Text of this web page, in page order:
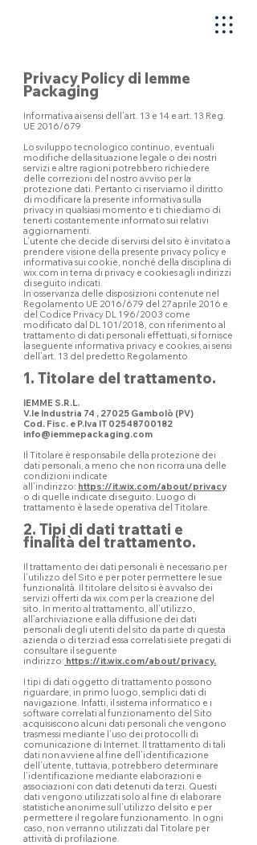
Privacy Policy di Iemme
Packaging
Informativa ai sensi dell’art. 13 e 14 e art. 13 Reg.
UE 2016/679
Lo sviluppo tecnologico continuo, eventuali
modifiche della situazione legale o dei nostri
servizi e altre ragioni potrebbero richiedere
delle correzioni del nostro avviso per la
protezione dati. Pertanto ci riserviamo il diritto
di modificare la presente informativa sulla
privacy in qualsiasi momento e ti chiediamo di
tenerti costantemente informato sui relativi
aggiornamenti.
L’utente che decide di servirsi del sito è invitato a
prendere visione della presente privacy policy e
informativa sui cookie, nonché della disciplina di
wix.com in tema di privacy e cookies agli indirizzi
di seguito indicati.
In osservanza delle disposizioni contenute nel
Regolamento UE 2016/679 del 27 aprile 2016 e
del Codice Privacy DL 196/2003 come
modificato dal DL 101/2018, con riferimento al
trattamento di dati personali effettuati, si fornisce
la seguente informativa privacy e cookies, ai sensi
dell’art. 13 del predetto Regolamento.
1. Titolare del trattamento.
IEMME S.R.L.
V.le Industria 74 , 27025 Gambolò (PV)
Cod. Fisc. e P.Iva IT 02548700182
info@iemmepackaging.com
Il Titolare è responsabile della protezione dei
dati personali, a meno che non ricorra una delle
condizioni indicate
all’indirizzo: https://it.wix.com/about/privacy
o di quelle indicate di seguito. Luogo di
trattamento è la sede operativa del Titolare.
2. Tipi di dati trattati e
finalità del trattamento.
Il trattamento dei dati personali è necessario per
l’utilizzo del Sito e per poter permettere le sue
funzionalità. Il titolare del sito si è avvalso dei
servizi offerti da wix.com per la creazione del
sito. In merito al trattamento, all’utilizzo,
all’archiviazione e alla diffusione dei dati
personali degli utenti del sito da parte di questa
azienda o di terzi ad essa correlati siete pregati di
consultare il seguente
indirizzo: https://it.wix.com/about/privacy.
I tipi di dati oggetto di trattamento possono
riguardare, in primo luogo, semplici dati di
navigazione. Infatti, il sistema informatico e i
software correlati al funzionamento del Sito
acquisiscono alcuni dati personali che vengono
trasmessi mediante l’uso dei protocolli di
comunicazione di Internet. Il trattamento di tali
dati non avviene al fine dell’identificazione
dell’utente, tuttavia, potrebbero determinare
l’identificazione mediante elaborazioni e
associazioni con dati detenuti da terzi. Questi
dati vengono utilizzati solo al fine di elaborare
statistiche anonime sull’utilizzo del sito e per
permettere il regolare funzionamento. In ogni
caso, non verranno utilizzati dal Titolare per
attività di profilazione.